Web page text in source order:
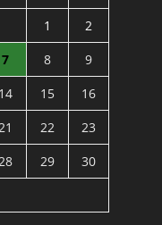
1
2
7 8
9
14 15
16
21 22
23
28 29
30